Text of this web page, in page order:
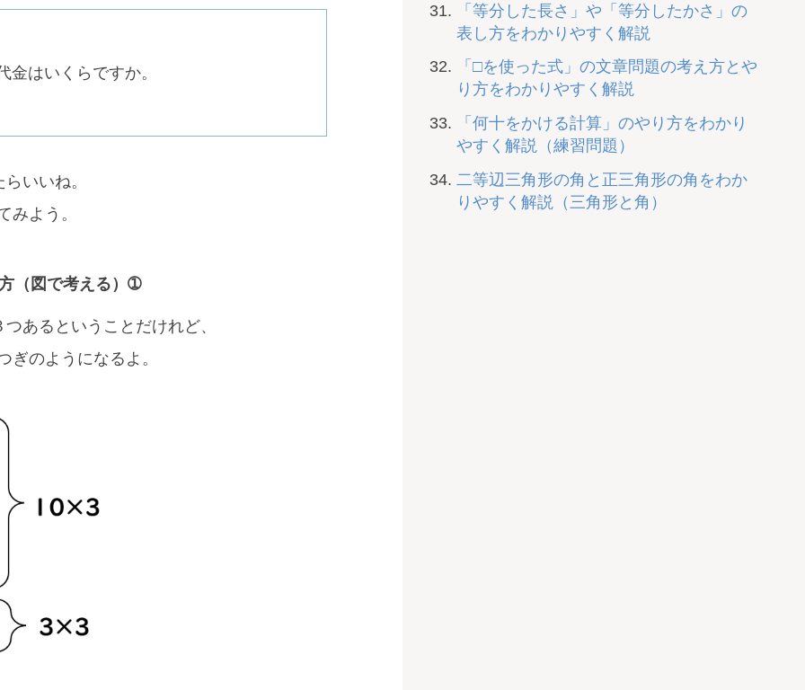
金はいくらですか。
いいね。
みよう。
（図で考える）➀
あるということだけれど、
ぎのようになるよ。
「等分した長さ」や「等分したかさ」の
表し方をわかりやすく解説
「□を使った式」の文章問題の考え方とや
り方をわかりやすく解説
「何十をかける計算」のやり方をわかり
やすく解説（練習問題）
二等辺三角形の角と正三角形の角をわか
りやすく解説（三角形と角）